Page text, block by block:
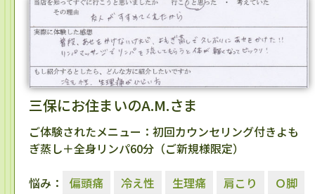
三保にお住まいのA.M.さま
ご体験されたメニュー：初回カウンセリング付きよも
ぎ蒸し＋全身リンパ60分（ご新規様限定）
悩み： 偏頭痛 冷え性 生理痛 肩こり Ｏ脚